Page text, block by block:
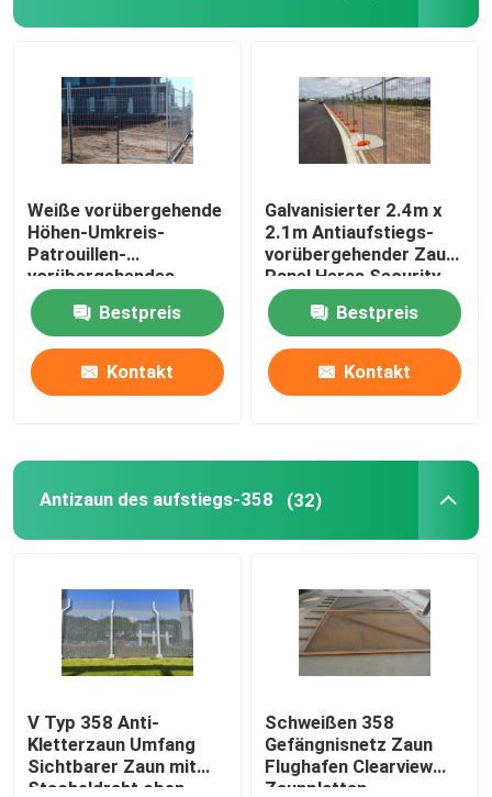
Weiße vorübergehende
Höhen-Umkreis-
Patrouillen-
vorübergehendes
Fechten des
Sicherheitszaun-1.8m
Bestpreis
Kontakt
Galvanisierter 2.4m x
2.1m Antiaufstiegs-
vorübergehender Zaun-
Panel Heras Security-
Zaun Panels
Bestpreis
Kontakt
Antizaun des aufstiegs-358 (32)
V Typ 358 Anti-
Kletterzaun Umfang
Sichtbarer Zaun mit
Stacheldraht oben
Schweißen 358
Gefängnisnetz Zaun
Flughafen Clearview
Zaunplatten